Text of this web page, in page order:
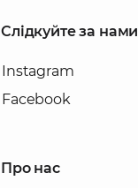
Слідкуйте за нами
Instagram
Facebook
Про нас